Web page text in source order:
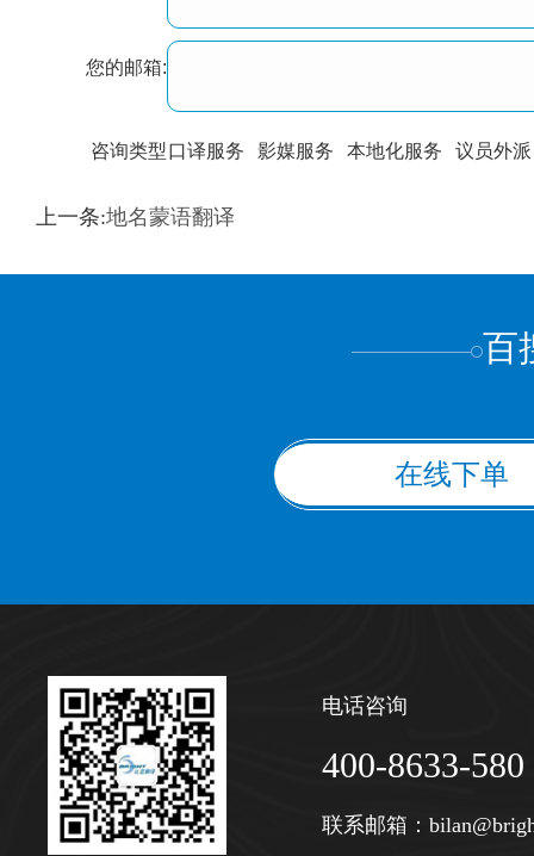
您的邮箱:
咨询类型口译服务 影媒服务 本地化服务 议员外派
训翻译
上一条:地名蒙语翻译
百
在线下单
电话咨询
400-8633-580
联系邮箱：